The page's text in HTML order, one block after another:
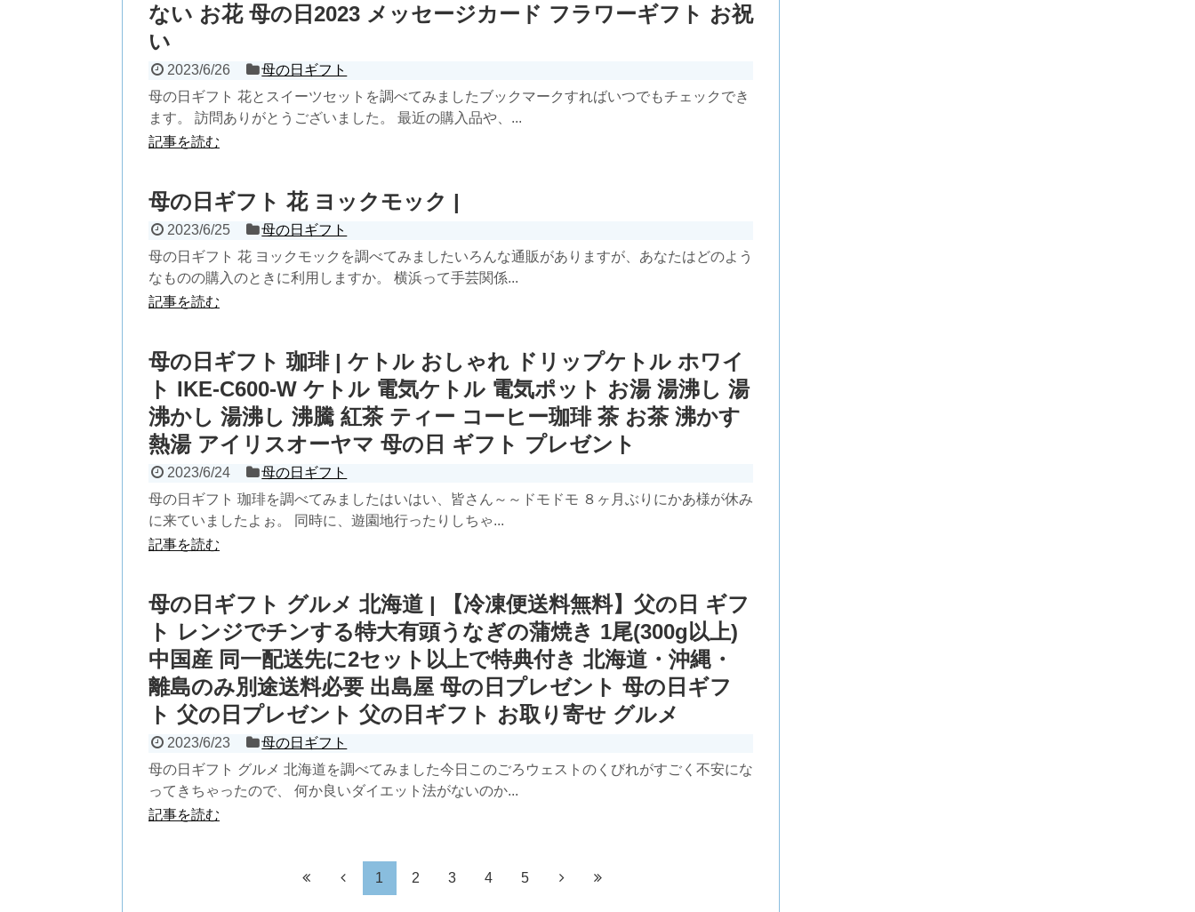
ない お花 母の日2023 メッセージカード フラワーギフト お祝
い
2023/6/26
母の日ギフト
母の日ギフト 花とスイーツセットを調べてみましたブックマークすればいつでもチェックでき
ます。 訪問ありがとうございました。 最近の購入品や、...
記事を読む
母の日ギフト 花 ヨックモック |
2023/6/25
母の日ギフト
母の日ギフト 花 ヨックモックを調べてみましたいろんな通販がありますが、あなたはどのよう
なものの購入のときに利用しますか。 横浜って手芸関係...
記事を読む
母の日ギフト 珈琲 | ケトル おしゃれ ドリップケトル ホワイ
ト IKE-C600-W ケトル 電気ケトル 電気ポット お湯 湯沸し 湯
沸かし 湯沸し 沸騰 紅茶 ティー コーヒー珈琲 茶 お茶 沸かす
熱湯 アイリスオーヤマ 母の日 ギフト プレゼント
2023/6/24
母の日ギフト
母の日ギフト 珈琲を調べてみましたはいはい、皆さん～～ドモドモ ８ヶ月ぶりにかあ様が休み
に来ていましたよぉ。 同時に、遊園地行ったりしちゃ...
記事を読む
母の日ギフト グルメ 北海道 | 【冷凍便送料無料】父の日 ギフ
ト レンジでチンする特大有頭うなぎの蒲焼き 1尾(300g以上)
中国産 同一配送先に2セット以上で特典付き 北海道・沖縄・
離島のみ別途送料必要 出島屋 母の日プレゼント 母の日ギフ
ト 父の日プレゼント 父の日ギフト お取り寄せ グルメ
2023/6/23
母の日ギフト
母の日ギフト グルメ 北海道を調べてみました今日このごろウェストのくびれがすごく不安にな
ってきちゃったので、 何か良いダイエット法がないのか...
記事を読む
1 2 3 4 5